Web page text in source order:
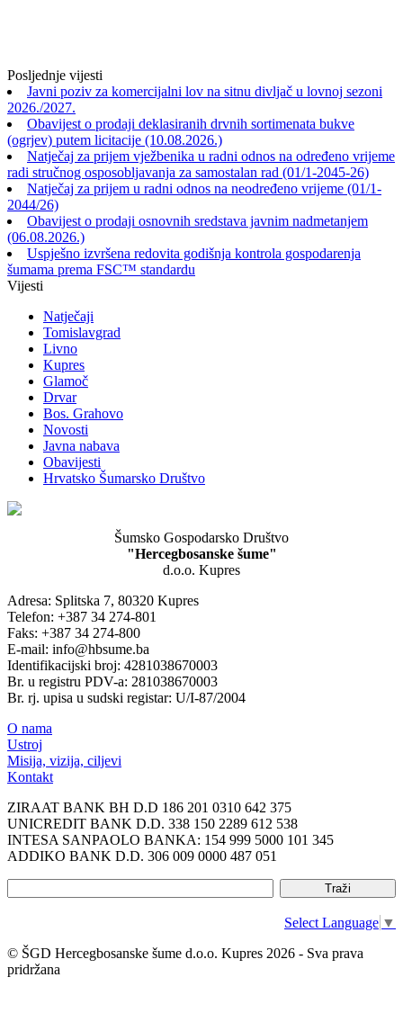
Posljednje vijesti
Javni poziv za komercijalni lov na sitnu divljač u lovnoj sezoni
2026./2027.
Obavijest o prodaji deklasiranih drvnih sortimenata bukve
(ogrjev) putem licitacije (10.08.2026.)
Natječaj za prijem vježbenika u radni odnos na određeno vrijeme
radi stručnog osposobljavanja za samostalan rad (01/1-2045-26)
Natječaj za prijem u radni odnos na neodređeno vrijeme (01/1-
2044/26)
Obavijest o prodaji osnovnih sredstava javnim nadmetanjem
(06.08.2026.)
Uspješno izvršena redovita godišnja kontrola gospodarenja
šumama prema FSC™ standardu
Vijesti
Natječaji
Tomislavgrad
Livno
Kupres
Glamoč
Drvar
Bos. Grahovo
Novosti
Javna nabava
Obavijesti
Hrvatsko Šumarsko Društvo
Šumsko Gospodarsko Društvo
"Hercegbosanske šume"
d.o.o. Kupres
Adresa: Splitska 7, 80320 Kupres
Telefon: +387 34 274-801
Faks: +387 34 274-800
E-mail: info@hbsume.ba
Identifikacijski broj: 4281038670003
Br. u registru PDV-a: 281038670003
Br. rj. upisa u sudski registar: U/I-87/2004
O nama
Ustroj
Misija, vizija, ciljevi
Kontakt
ZIRAAT BANK BH D.D 186 201 0310 642 375
UNICREDIT BANK D.D. 338 150 2289 612 538
INTESA SANPAOLO BANKA: 154 999 5000 101 345
ADDIKO BANK D.D. 306 009 0000 487 051
Select Language ▼
© ŠGD Hercegbosanske šume d.o.o. Kupres 2026 - Sva prava
pridržana